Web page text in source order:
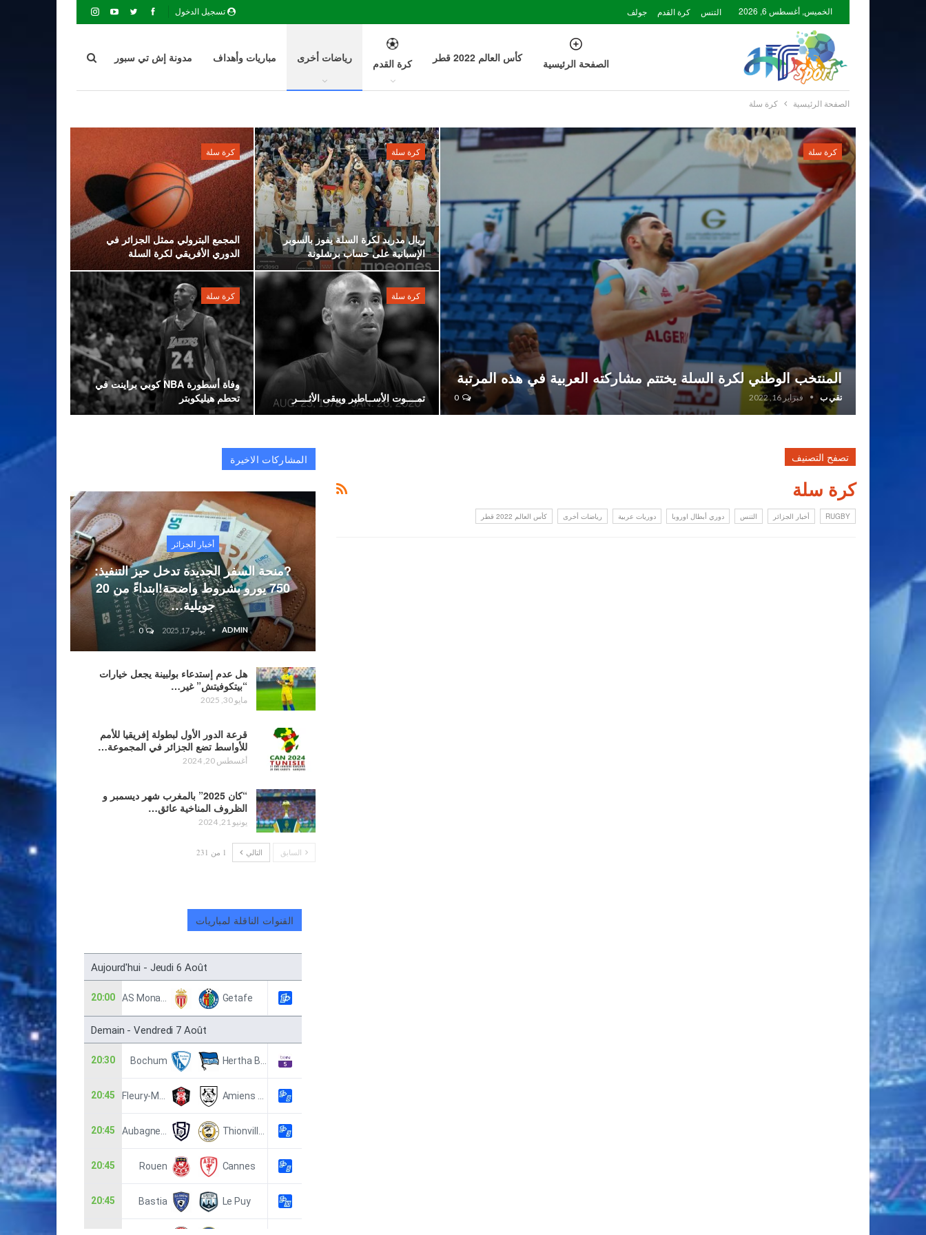
تسجيل الدخول الخميس, أغسطس 6, 2026 التنس كرة القدم جولف
الصفحة الرئيسية كأس العالم 2022 قطر كرة القدم رياضات أخرى مباريات وأهداف مدونة إش تي سبور
الصفحة الرئيسية كرة سلة
كرة سلة
المنتخب الوطني لكرة السلة يختتم مشاركته العربية في هذه المرتبة
تقي ب فبراير 16, 2022 0
كرة سلة
ريال مدريد لكرة السلة يفوز بالسوبر
الإسبانية على حساب برشلونة
كرة سلة
المجمع البترولي ممثل الجزائر في
الدوري الأفريقي لكرة السلة
كرة سلة
تمــــوت الأســاطير ويبقى الأثــــر
كرة سلة
وفاة أسطورة NBA كوبي براينت في
تحطم هيليكوبتر
تصفح التصنيف
كرة سلة
RUGBY أخبار الجزائر التنس دوري أبطال اوروبا دوريات عربية رياضات أخرى كأس العالم 2022 قطر
المشاركات الاخيرة
أخبار الجزائر
?منحة السفر الجديدة تدخل حيز التنفيذ:
750 يورو بشروط واضحة!ابتداءً من 20
جويلية…
ADMIN يوليو 17, 2025 0
هل عدم إستدعاء بولبينة يجعل خيارات
“بيتكوفيتش” غير…
مايو 30, 2025
قرعة الدور الأول لبطولة إفريقيا للأمم
للأواسط تضع الجزائر في المجموعة…
أغسطس 20, 2024
“كان 2025” بالمغرب شهر ديسمبر و
الظروف المناخية عائق…
يونيو 21, 2024
السابق التالي 1 من 231
القنوات الناقلة لمباريات